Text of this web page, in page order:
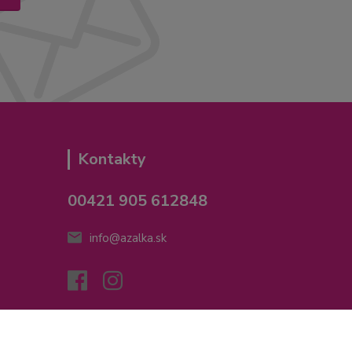
Kontakty
00421 905 612848
info@azalka.sk